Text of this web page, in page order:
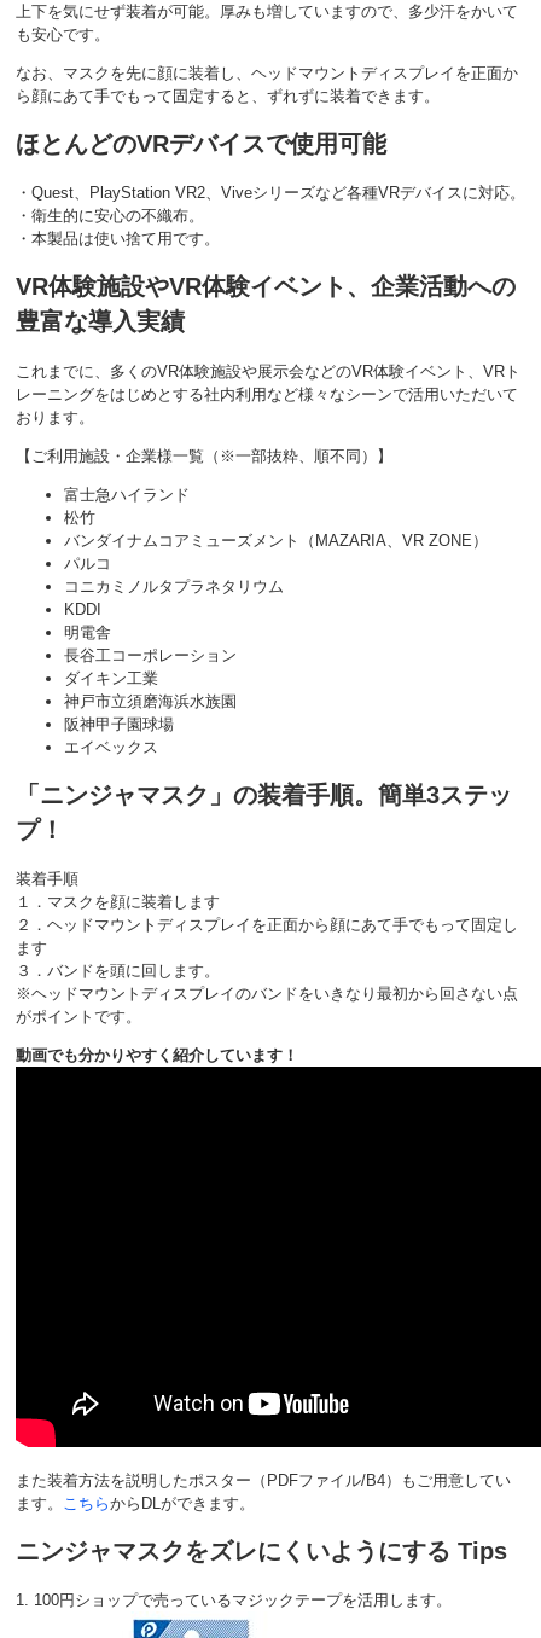
上下を気にせず装着が可能。厚みも増していますので、多少汗をかいて
も安心です。
なお、マスクを先に顔に装着し、ヘッドマウントディスプレイを正面か
ら顔にあて手でもって固定すると、ずれずに装着できます。
ほとんどのVRデバイスで使用可能
・Quest、PlayStation VR2、Viveシリーズなど各種VRデバイスに対応。
・衛生的に安心の不織布。
・本製品は使い捨て用です。
VR体験施設やVR体験イベント、企業活動への
豊富な導入実績
これまでに、多くのVR体験施設や展示会などのVR体験イベント、VRト
レーニングをはじめとする社内利用など様々なシーンで活用いただいて
おります。
【ご利用施設・企業様一覧（※一部抜粋、順不同）】
富士急ハイランド
松竹
バンダイナムコアミューズメント（MAZARIA、VR ZONE）
パルコ
コニカミノルタプラネタリウム
KDDI
明電舎
長谷工コーポレーション
ダイキン工業
神戸市立須磨海浜水族園
阪神甲子園球場
エイベックス
「ニンジャマスク」の装着手順。簡単3ステッ
プ！
装着手順
１．マスクを顔に装着します
２．ヘッドマウントディスプレイを正面から顔にあて手でもって固定し
ます
３．バンドを頭に回します。
※ヘッドマウントディスプレイのバンドをいきなり最初から回さない点
がポイントです。
動画でも分かりやすく紹介しています！
また装着方法を説明したポスター（PDFファイル/B4）もご用意してい
ます。
こちらからDLができます。
ニンジャマスクをズレにくいようにする Tips
1. 100円ショップで売っているマジックテープを活用します。